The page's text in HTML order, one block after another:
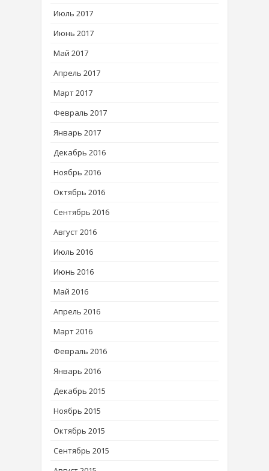
Июль 2017
Июнь 2017
Май 2017
Апрель 2017
Март 2017
Февраль 2017
Январь 2017
Декабрь 2016
Ноябрь 2016
Октябрь 2016
Сентябрь 2016
Август 2016
Июль 2016
Июнь 2016
Май 2016
Апрель 2016
Март 2016
Февраль 2016
Январь 2016
Декабрь 2015
Ноябрь 2015
Октябрь 2015
Сентябрь 2015